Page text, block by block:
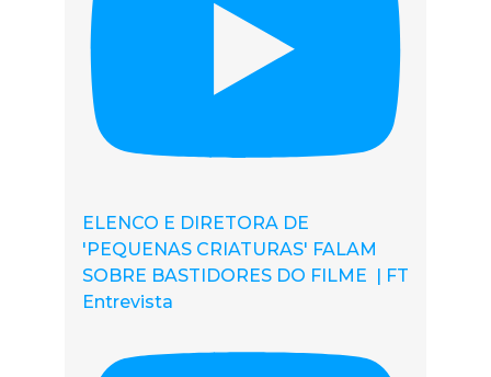
ELENCO E DIRETORA DE
'PEQUENAS CRIATURAS' FALAM
SOBRE BASTIDORES DO FILME | FT
Entrevista